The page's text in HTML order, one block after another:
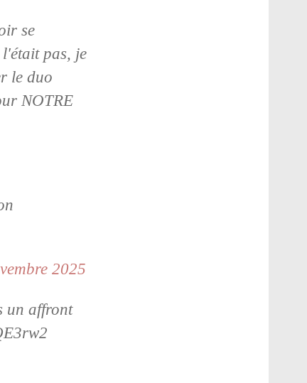
se
pas, je
le duo
NOTRE
2025
un affront